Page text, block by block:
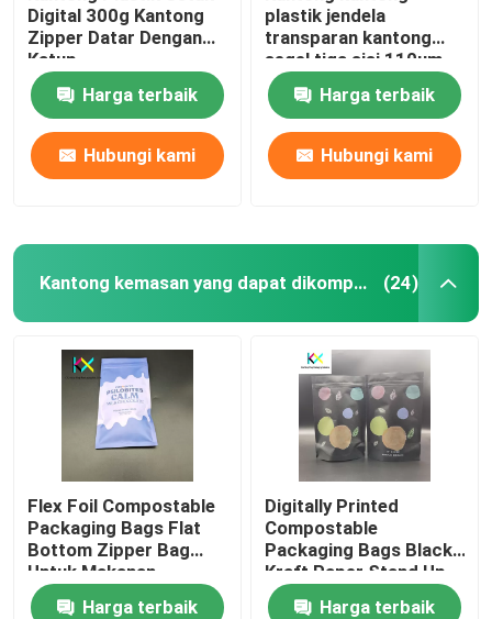
Digital 300g Kantong
Zipper Datar Dengan
Katup
Harga terbaik
Hubungi kami
plastik jendela
transparan kantong
segel tiga sisi 110um
Harga terbaik
Hubungi kami
Kantong kemasan yang dapat dikompos (24)
Flex Foil Compostable
Packaging Bags Flat
Bottom Zipper Bag
Untuk Makanan
Harga terbaik
Digitally Printed
Compostable
Packaging Bags Black
Kraft Paper Stand Up
Zipper Bag
Harga terbaik